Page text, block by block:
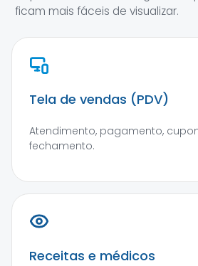
ficam mais fáceis de visualizar.
Tela de vendas (PDV)
Atendimento, pagamento,
fechamento.
Receitas e médicos